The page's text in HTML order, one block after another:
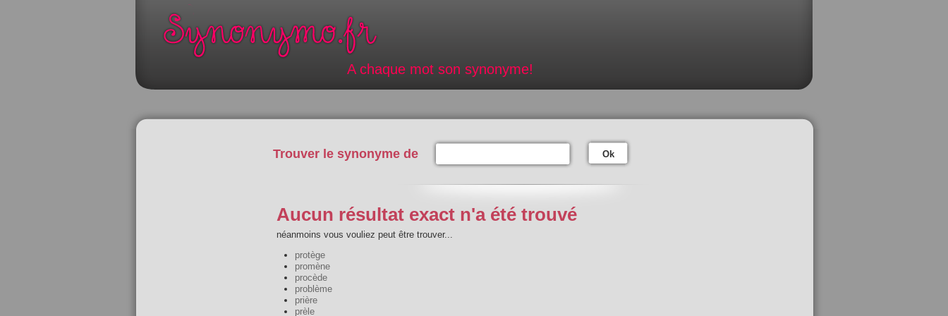
A chaque mot son synonyme!
Trouver le synonyme de Ok
Aucun résultat exact n'a été trouvé
néanmoins vous vouliez peut être trouver...
protège
promène
procède
problème
prière
prèle